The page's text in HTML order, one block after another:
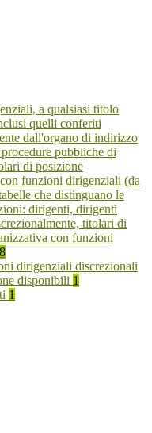
a qualsiasi titolo
quelli conferiti
dall'organo di indirizzo
pubbliche di
di posizione
funzioni dirigenziali (da
che distinguano le
dirigenti, dirigenti
titolari di
con funzioni
dirigenziali discrezionali
disponibili 1
1